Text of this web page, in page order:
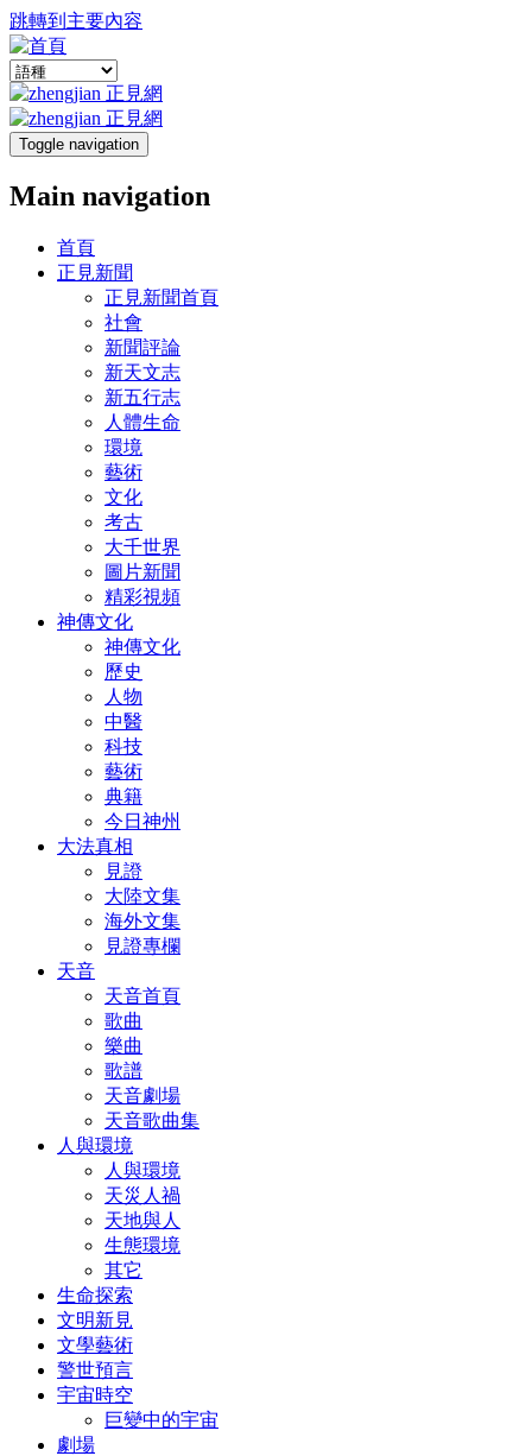
跳轉到主要內容
Toggle navigation
Main navigation
首頁
正見新聞
正見新聞首頁
社會
新聞評論
新天文志
新五行志
人體生命
環境
藝術
文化
考古
大千世界
圖片新聞
精彩視頻
神傳文化
神傳文化
歷史
人物
中醫
科技
藝術
典籍
今日神州
大法真相
見證
大陸文集
海外文集
見證專欄
天音
天音首頁
歌曲
樂曲
歌譜
天音劇場
天音歌曲集
人與環境
人與環境
天災人禍
天地與人
生態環境
其它
生命探索
文明新見
文學藝術
警世預言
宇宙時空
巨變中的宇宙
劇場